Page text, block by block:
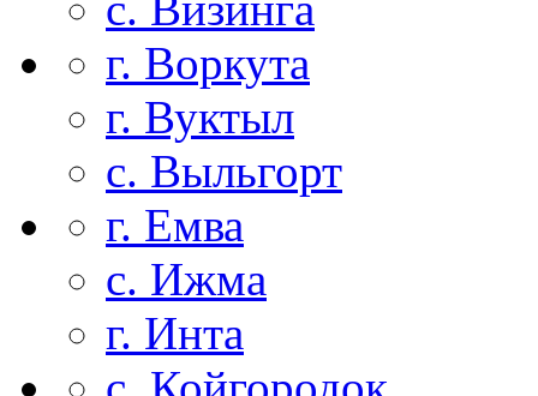
г. Воркута
г. Вуктыл
с. Выльгорт
г. Емва
с. Ижма
г. Инта